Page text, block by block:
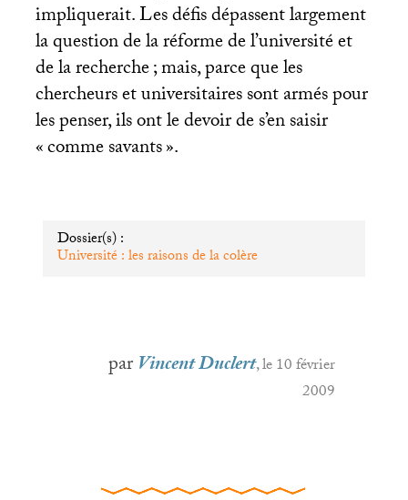
impliquerait. Les défis dépassent largement
la question de la réforme de l’université et
de la recherche; mais, parce que les
chercheurs et universitaires sont armés pour
les penser, ils ont le devoir de s’en saisir
«comme savants».
Dossier(s) :
Université : les raisons de la colère
parVincent Duclert, le 10 février
2009